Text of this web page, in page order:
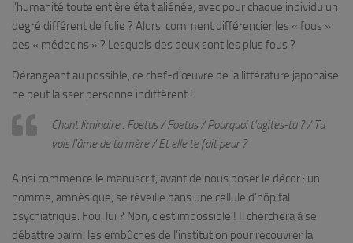
l’humanité toute entière était aliénée, avec pour chaque individu un
degré différent de folie ? Alors, comment différencier les « fous »
des « médecins » ? Lesquels des deux sont les plus fous ?
Dérangeant au possible, ce chef-d’œuvre de la littérature japonaise
ne peut laisser personne indifférent !
Chant liminaire : Foetus / Foetus / Pourquoi t’agites-tu ? / Tu
vois l’âme de ta mère / Et elle te fait peur ?
Ainsi commence le manuscrit, avant de nous poser le décor : un
homme, amnésique, se réveille dans une cellule d’hôpital
psychiatrique. Fou, lui ? Non, c’est impossible ! Il cherchera à se
débattre parmi les embûches de l’institution pour recouvrer la